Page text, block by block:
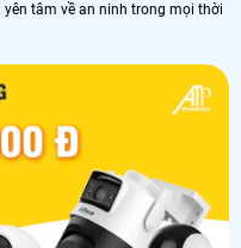
tâm về an ninh trong mọi thời